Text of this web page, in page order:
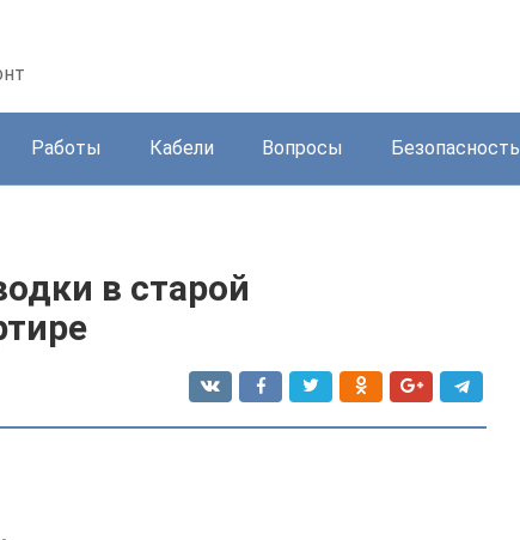
Работы Кабели Вопросы Безопасность
в старой